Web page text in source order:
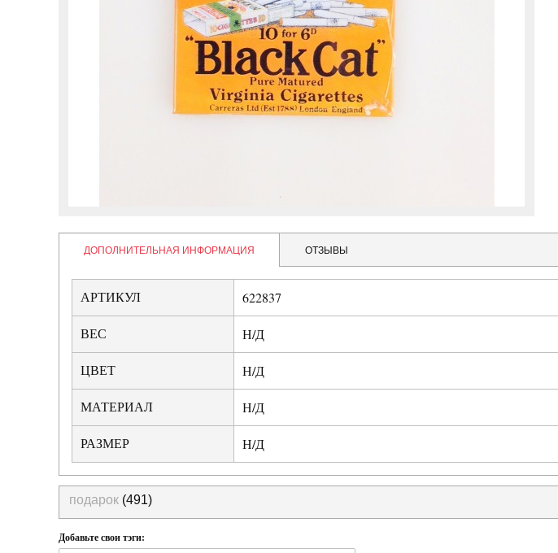
ДОПОЛНИТЕЛЬНАЯ ИНФОРМАЦИЯ ОТЗЫВЫ
АРТИКУЛ 622837
ВЕС Н/Д
ЦВЕТ Н/Д
МАТЕРИАЛ Н/Д
РАЗМЕР Н/Д
подарок (491)
Добавьте свои тэги: